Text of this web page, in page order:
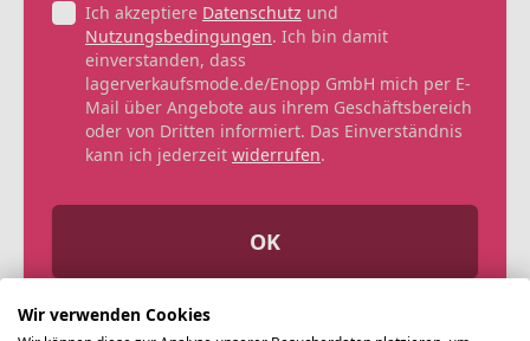
Ich akzeptiere Datenschutz und
Nutzungsbedingungen. Ich bin damit
einverstanden, dass
lagerverkaufsmode.de/Enopp GmbH mich per E-
Mail über Angebote aus ihrem Geschäftsbereich
oder von Dritten informiert. Das Einverständnis
kann ich jederzeit widerrufen.
OK
Wir verwenden Cookies